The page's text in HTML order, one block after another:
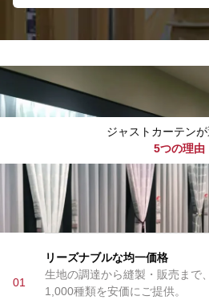
ジャストカーテン
5つの理由
01
リーズナブルな均一価格
生地の調達から縫製・販売まで
1,000種類を安価にご提供。